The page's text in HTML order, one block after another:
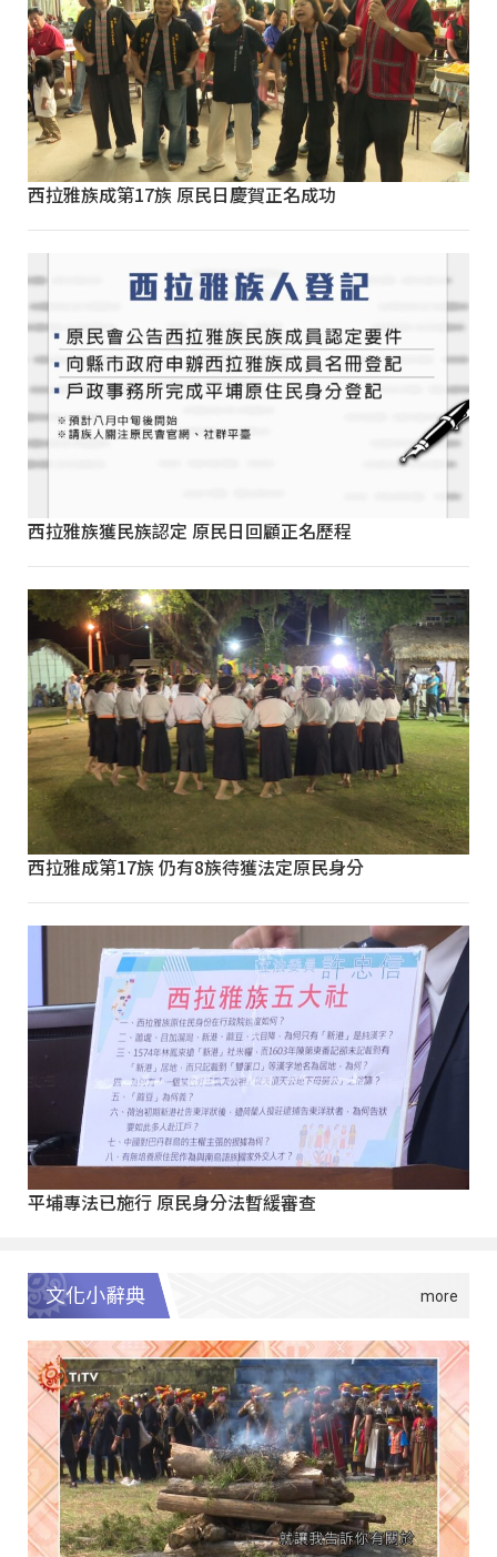
西拉雅族成第17族 原民日慶賀正名成功
西拉雅族獲民族認定 原民日回顧正名歷程
西拉雅成第17族 仍有8族待獲法定原民身分
平埔專法已施行 原民身分法暫緩審查
文化小辭典